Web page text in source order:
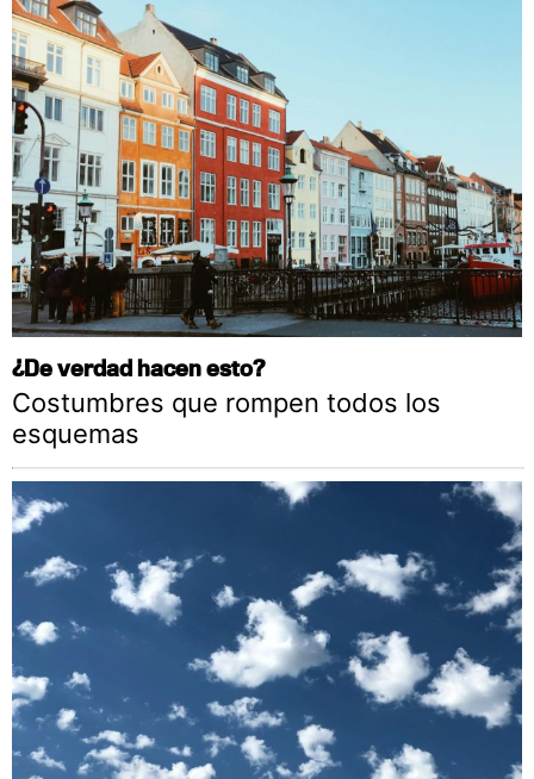
¿De verdad hacen esto?
Costumbres que rompen todos los
esquemas